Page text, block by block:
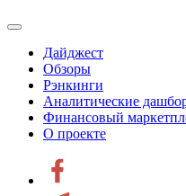
Дайджест
Обзоры
Рэнкинги
Аналитические
Финансовый
О проекте